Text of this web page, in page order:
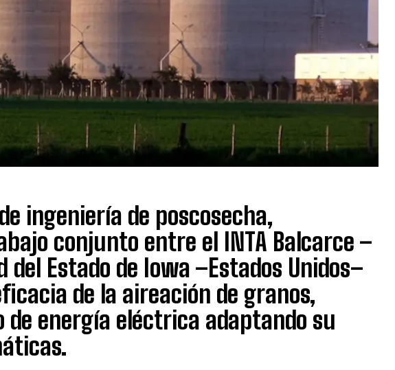
ingeniería de poscosecha,
conjunto entre el INTA Balcarce –
del Estado de Iowa –Estados Unidos–
de la aireación de granos,
energía eléctrica adaptando su